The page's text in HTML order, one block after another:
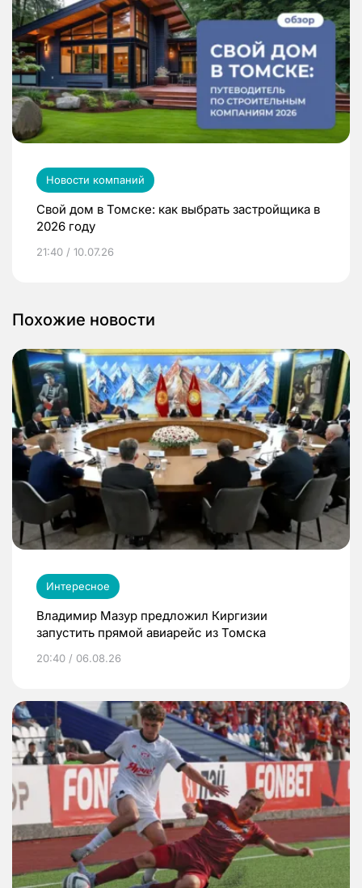
Новости компаний
Свой дом в Томске: как выбрать застройщика в
2026 году
21:40 / 10.07.26
Похожие новости
Интересное
Владимир Мазур предложил Киргизии
запустить прямой авиарейс из Томска
20:40 / 06.08.26